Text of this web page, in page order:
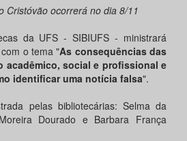
Cristóvão ocorrerá no dia 8/11
da UFS - SIBIUFS - ministrará
o tema "As consequências das
acadêmico, social e profissional e
identificar uma notícia falsa".
pelas bibliotecárias: Selma da
Dourado e Barbara França